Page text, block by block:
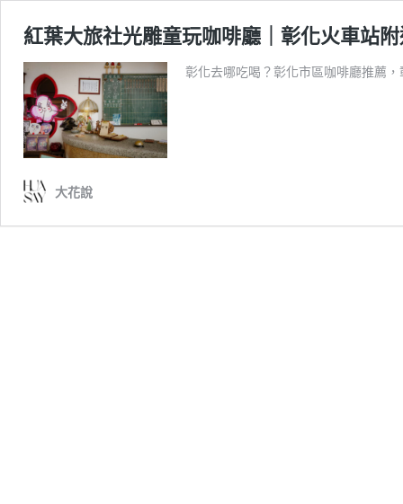
紅葉大旅社光雕童玩咖啡廳｜彰化火車站
彰化去哪吃喝？彰化市區咖啡廳推薦
大花說